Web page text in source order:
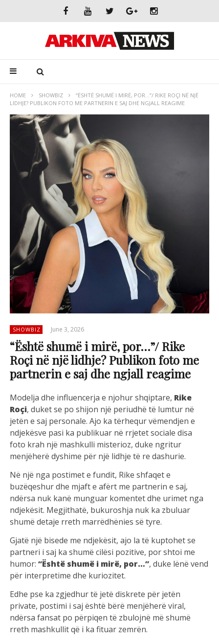
HOME SHOWBIZ
“ËSHTË SHUMË I MIRË, POR…”/ RIKE ROÇI NË NJË
LIDHJE? PUBLIKON FOTO ME PARTNERIN E SAJ DHE NGJALL REAGIME
SHOWBIZ June 3, 2026
“Është shumë i mirë, por…”/ Rike
Roçi në një lidhje? Publikon foto me
partnerin e saj dhe ngjall reagime
Modelja dhe influencerja e njohur shqiptare, Rike
Roçi, duket se po shijon një periudhë të lumtur në
jetën e saj personale. Ajo ka tërhequr vëmendjen e
ndjekësve pasi ka publikuar në rrjetet sociale disa
foto krah një mashkulli misterioz, duke ngritur
menjëherë dyshime për një lidhje të re dashurie.
Në një nga postimet e fundit, Rike shfaqet e
buzëqeshur dhe mjaft e afërt me partnerin e saj,
ndërsa nuk kanë munguar komentet dhe urimet nga
ndjekësit. Megjithatë, bukuroshja nuk ka zbuluar
shumë detaje rreth marrëdhënies së tyre.
Gjatë një bisede me ndjekësit, ajo la të kuptohet se
partneri i saj ka shumë cilësi pozitive, por shtoi me
humor: “Është shumë i mirë, por…”, duke lënë vend
për interpretime dhe kuriozitet.
Edhe pse ka zgjedhur të jetë diskrete për jetën
private, postimi i saj është bërë menjëherë viral,
ndërsa fansat po përpiqen të zbulojnë më shumë
rreth mashkullit që i ka fituar zemrën.